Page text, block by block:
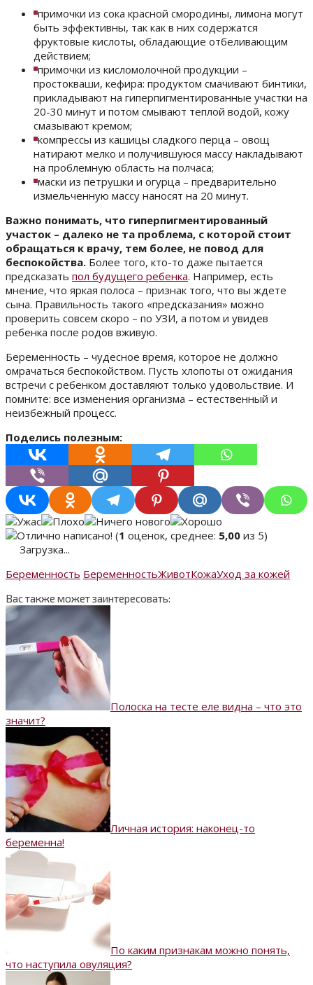
примочки из сока красной смородины, лимона могут
быть эффективны, так как в них содержатся
фруктовые кислоты, обладающие отбеливающим
действием;
примочки из кисломолочной продукции –
простокваши, кефира: продуктом смачивают бинтики,
прикладывают на гиперпигментированные участки на
20-30 минут и потом смывают теплой водой, кожу
смазывают кремом;
компрессы из кашицы сладкого перца – овощ
натирают мелко и получившуюся массу накладывают
на проблемную область на полчаса;
маски из петрушки и огурца – предварительно
измельченную массу наносят на 20 минут.
Важно понимать, что гиперпигментированный
участок – далеко не та проблема, с которой стоит
обращаться к врачу, тем более, не повод для
беспокойства. Более того, кто-то даже пытается
предсказать пол будущего ребенка. Например, есть
мнение, что яркая полоса – признак того, что вы ждете
сына. Правильность такого «предсказания» можно
проверить совсем скоро – по УЗИ, а потом и увидев
ребенка после родов вживую.
Беременность – чудесное время, которое не должно
омрачаться беспокойством. Пусть хлопоты от ожидания
встречи с ребенком доставляют только удовольствие. И
помните: все изменения организма – естественный и
неизбежный процесс.
Поделись полезным:
(1 оценок, среднее: 5,00 из 5)
Загрузка...
Беременность БеременностьЖивотКожаУход за кожей
Вас также может заинтересовать:
Полоска на тесте еле видна – что это
значит?
Личная история: наконец-то
беременна!
По каким признакам можно понять,
что наступила овуляция?